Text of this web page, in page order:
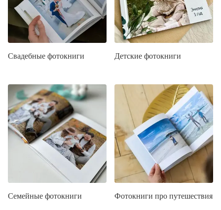
Свадебные фотокниги Детские фотокниги
Семейные фотокниги Фотокниги про путешествия